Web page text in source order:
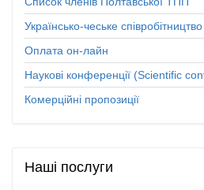
Українсько-чеське співробітництво
Оплата он-лайн
Наукові конференції (Scientific
Комерційні пропозиції
Наші послуги